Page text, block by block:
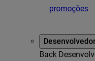
promoções
Back